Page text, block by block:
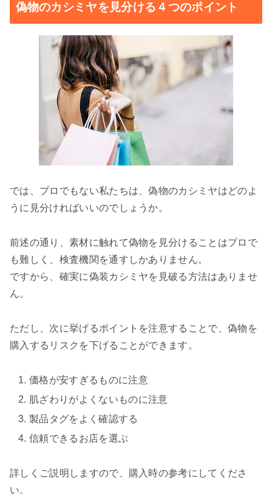
偽物のカシミヤを見分ける４つのポイント
では、プロでもない私たちは、偽物のカシミヤはどのよ
うに見分ければいいのでしょうか。
前述の通り、素材に触れて偽物を見分けることはプロで
も難しく、検査機関を通すしかありません。
ですから、確実に偽装カシミヤを見破る方法はありませ
ん。
ただし、次に挙げるポイントを注意することで、偽物を
購入するリスクを下げることができます。
価格が安すぎるものに注意
肌ざわりがよくないものに注意
製品タグをよく確認する
信頼できるお店を選ぶ
詳しくご説明しますので、購入時の参考にしてくださ
い。